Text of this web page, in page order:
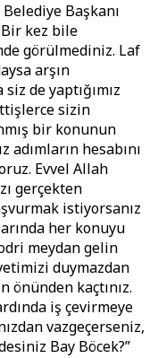
Başkanı
kez bile
görülmediniz. Laf
arşın
de yaptığımız
sizin
bir konunun
adımların hesabını
Evvel Allah
gerçekten
istiyorsanız
her konuyu
meydan gelin
duymazdan
kaçtınız.
iş çevirmeye
vazgeçerseniz,
Bay Böcek?”